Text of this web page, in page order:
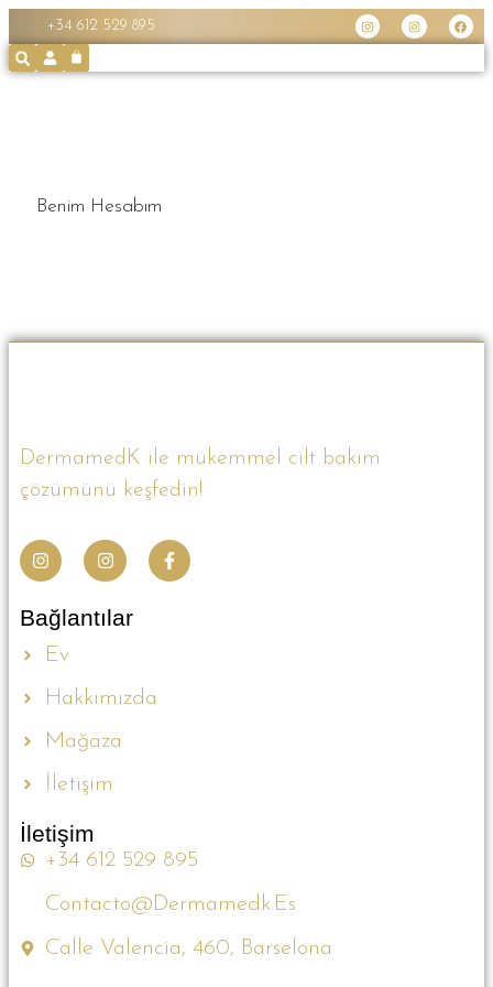
+34 612 529 895
Benim Hesabım
DermamedK ile mükemmel cilt bakım
çözümünü keşfedin!
Bağlantılar
Ev
Hakkımızda
Mağaza
İletişim
İletişim
+34 612 529 895
Contacto@dermamedk.es
Calle Valencia, 460, Barselona